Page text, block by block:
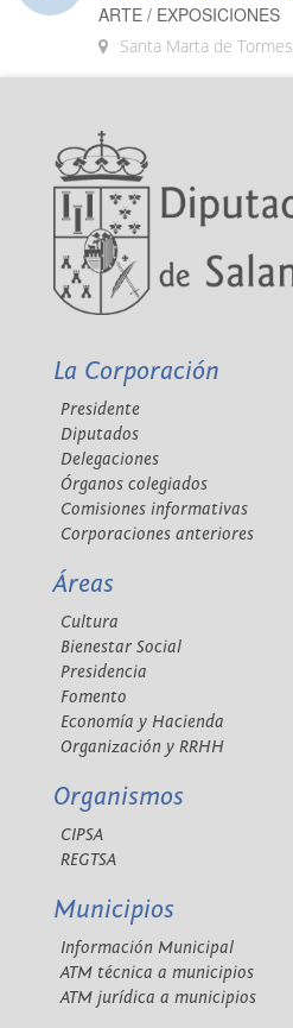
ARTE / EXPOSICIONES
Santa Marta de Tormes
La Corporación
Presidente
Diputados
Delegaciones
Órganos colegiados
Comisiones informativas
Corporaciones anteriores
Áreas
Cultura
Bienestar Social
Presidencia
Fomento
Economía y Hacienda
Organización y RRHH
Organismos
CIPSA
REGTSA
Municipios
Información Municipal
ATM técnica a municipios
ATM jurídica a municipios